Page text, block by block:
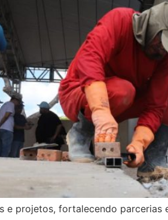
e projetos, fortalecendo